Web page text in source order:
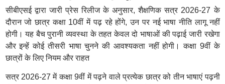
सीबीएसई द्वारा जारी प्रेस रिलीज के अनुसार, शैक्षणिक सत्र 2026-27 के
दौरान जो छात्र कक्षा 10वीं में पढ़ रहे होंगे, उन पर नई भाषा नीति लागू नहीं
होगी। यह बैच पुरानी व्यवस्था के तहत केवल दो भाषाओं की पढ़ाई जारी रखेगा
और इन्हें कोई तीसरी भाषा चुनने की आवश्यकता नहीं होगी। कक्षा 9वीं के
छात्रों के लिए नियम और राहत
सत्र 2026-27 में कक्षा 9वीं में पढ़ने वाले प्रत्येक छात्र को तीन भाषाएं पढ़नी